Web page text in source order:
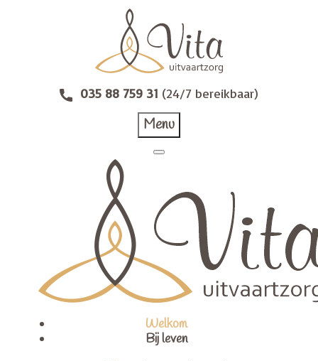
035 88 759 31 (24/7 bereikbaar)
Menu
Welkom
Bij leven